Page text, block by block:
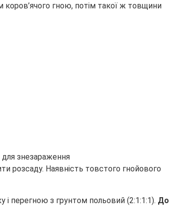
гною, потім такої ж товщини
розсаду. Наявність товстого гнойового
і перегною з грунтом польовий (2:1:1:1). До